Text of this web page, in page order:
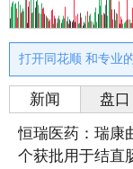
打开同花顺 和专业
新闻 盘口
恒瑞医药：瑞康
个获批用于结直